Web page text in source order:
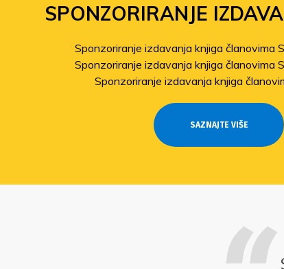
SPONZORIRANJE
Sponzoriranje izdavanja knjiga članovima
Sponzoriranje izdavanja knjiga članovima
Sponzoriranje izdavanja knjiga
SAZNAJTE VIŠE